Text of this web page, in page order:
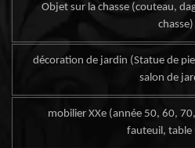
Objet sur la chasse (couteau,
chasse)
décoration de jardin (Statue de
salon de
mobilier XXe (année 50, 60,
fauteuil, table